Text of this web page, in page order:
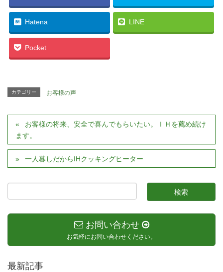
Hatena LINE
Pocket
カテゴリー お客様の声
お客様の将来、安全で喜んでもらいたい。ＩＨを薦め続け
ます。
一人暮しだからIHクッキングヒーター
お問い合わせ
お気軽にお問い合わせください。
最新記事